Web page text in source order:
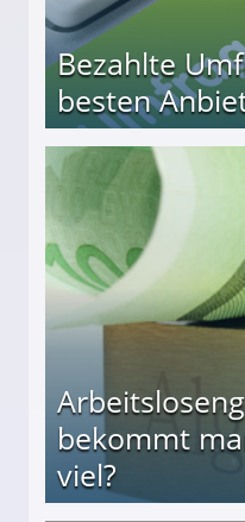
Bezahlte
besten
bekommt
viel?